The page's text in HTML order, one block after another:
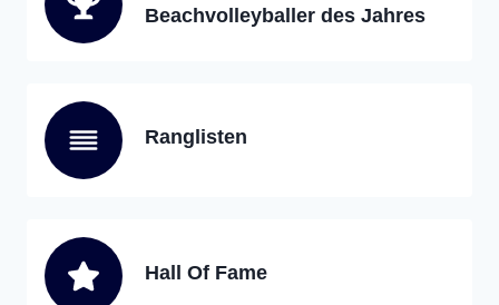
Beachvolleyballer des Jahres
Ranglisten
Hall Of Fame